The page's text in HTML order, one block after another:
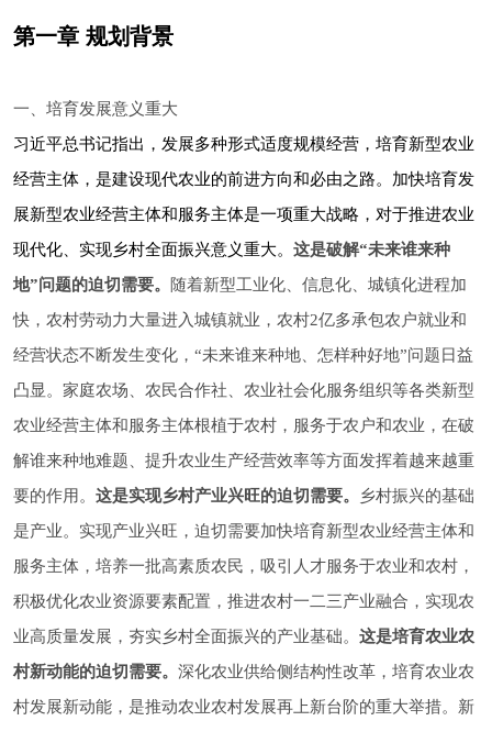
第一章 规划背景
一、培育发展意义重大
习近平总书记指出，发展多种形式适度规模经营，培育新型农业
经营主体，是建设现代农业的前进方向和必由之路。加快培育发
展新型农业经营主体和服务主体是一项重大战略，对于推进农业
现代化、实现乡村全面振兴意义重大。 这是破解“未来谁来种
地”问题的迫切需要。
随着新型工业化、信息化、城镇化进程加
快，农村劳动力大量进入城镇就业，农村2亿多承包农户就业和
经营状态不断发生变化，“未来谁来种地、怎样种好地”问题日益
凸显。家庭农场、农民合作社、农业社会化服务组织等各类新型
农业经营主体和服务主体根植于农村，服务于农户和农业，在破
解谁来种地难题、提升农业生产经营效率等方面发挥着越来越重
要的作用。 这是实现乡村产业兴旺的迫切需要。
乡村振兴的基础
是产业。实现产业兴旺，迫切需要加快培育新型农业经营主体和
服务主体，培养一批高素质农民，吸引人才服务于农业和农村，
积极优化农业资源要素配置，推进农村一二三产业融合，实现农
业高质量发展，夯实乡村全面振兴的产业基础。 这是培育农业农
村新动能的迫切需要。 深化农业供给侧结构性改革，培育农业农
村发展新动能，是推动农业农村发展再上新台阶的重大举措。新